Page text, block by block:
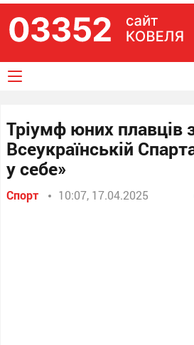
Тріумф юних плавців
Всеукраїнській
у себе»
Спорт 10:07, 17.04.2025